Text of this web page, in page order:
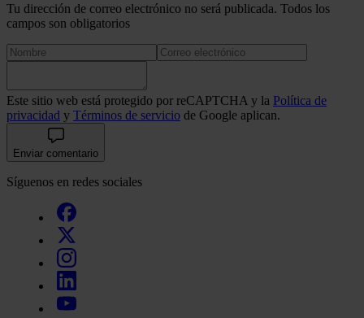
Tu dirección de correo electrónico no será publicada. Todos los
campos son obligatorios
Este sitio web está protegido por reCAPTCHA y la Política de
privacidad y Términos de servicio de Google aplican.
Enviar comentario
Síguenos en redes sociales